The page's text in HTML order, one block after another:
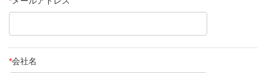
*会社名